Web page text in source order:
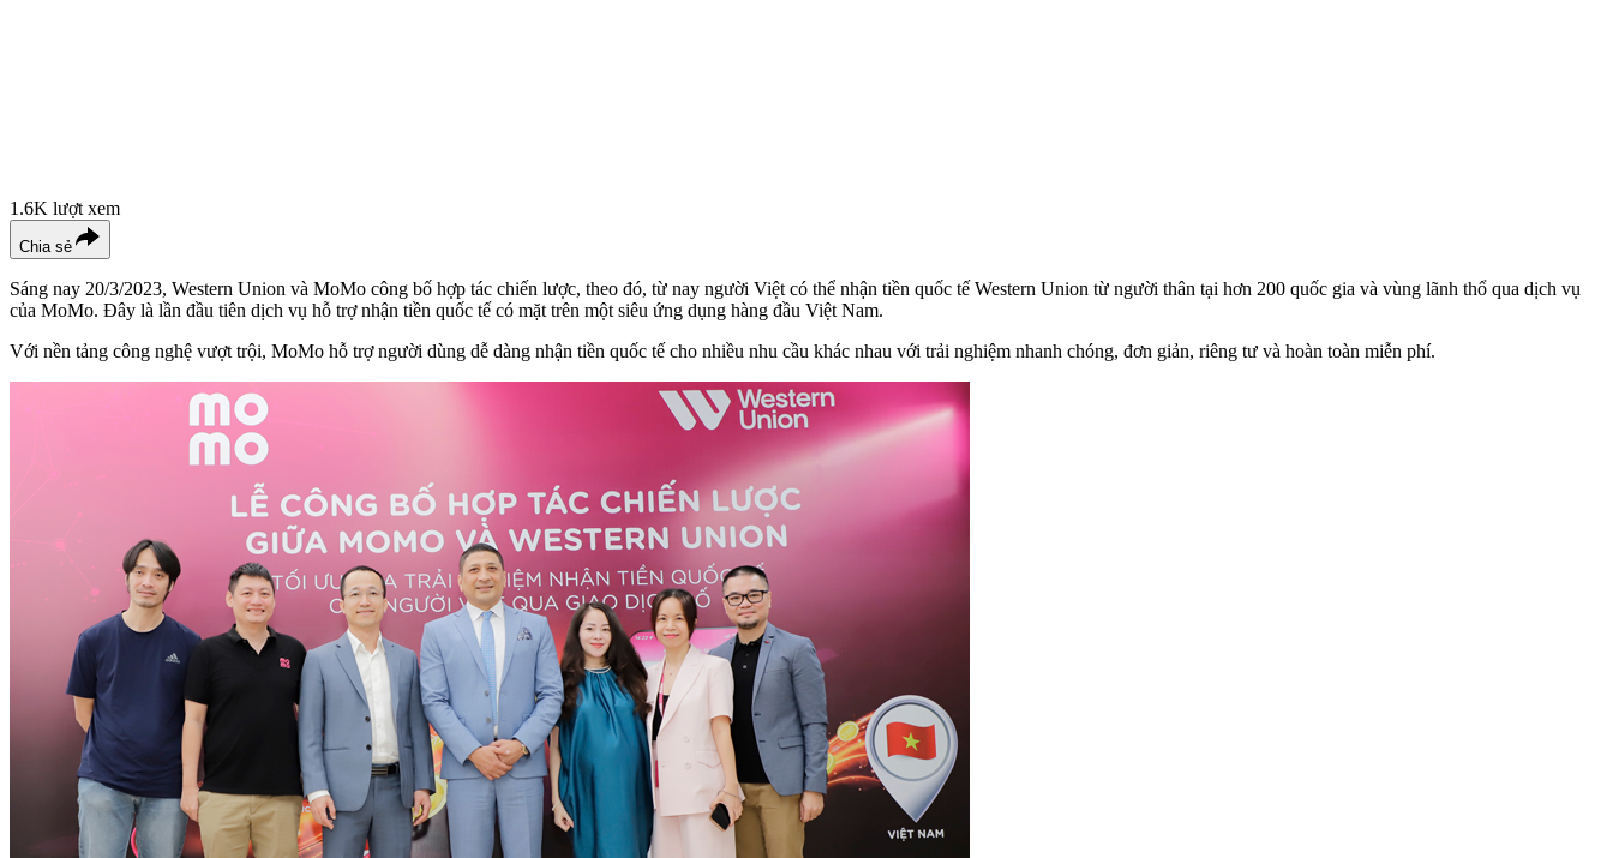
1.6K lượt xem
Chia sẻ
Sáng nay 20/3/2023, Western Union và MoMo công bố hợp tác chiến lược, theo đó, từ nay người Việt có thể nhận tiền quốc tế Western Union từ người thân tại hơn 200 quốc gia và vùng lãnh thổ qua dịch vụ
của MoMo. Đây là lần đầu tiên dịch vụ hỗ trợ nhận tiền quốc tế có mặt trên một siêu ứng dụng hàng đầu Việt Nam.
Với nền tảng công nghệ vượt trội, MoMo hỗ trợ người dùng dễ dàng nhận tiền quốc tế cho nhiều nhu cầu khác nhau với trải nghiệm nhanh chóng, đơn giản, riêng tư và hoàn toàn miễn phí.